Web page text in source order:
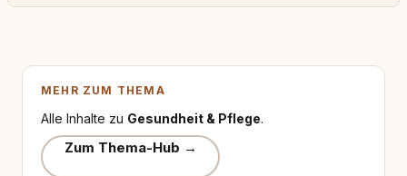
MEHR ZUM THEMA
Alle Inhalte zu Gesundheit & Pflege.
Zum Thema-Hub →